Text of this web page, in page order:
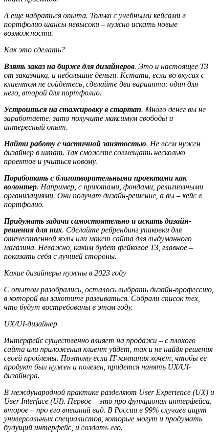
А еще набраться опыта. Только с учебными кейсами в
портфолио шансы невысоки – нужно искать новые
возможности.
Как это сделать?
Взять заказ на бирже для дизайнеров. Это и настоящее ТЗ
от заказчика, и небольшие деньги. Кстати, если во вкусах с
клиентом не сойдетесь, сделайте два варианта: один для
него, второй для портфолио.
Устроиться на стажировку в стартап. Много денег вы не
заработаете, зато получите максимум свободы и
интересный опыт.
Найти работу с частичной занятостью. Не всем нужен
дизайнер в штат. Так сможете совмещать несколько
проектов и учиться новому.
Поработать с благотворительными проектами как
волонтер. Например, с приютами, фондами, религиозными
организациями. Они получат дизайн-решение, а вы – кейс в
портфолио.
Придумать задачи самостоятельно и искать дизайн-
решения для них. Сделайте ребрендинг упаковки для
отечественной колы или макет сайта для выдуманного
магазина. Неважно, каким будет фейковое ТЗ, главное –
показать себя с лучшей стороны.
Какие дизайнеры нужны в 2023 году
С опытом разобрались, осталось выбрать дизайн-профессию,
в которой вы захотите развиваться. Собрали список тех,
что будут востребованы в этом году.
UX/UI-дизайнер
Интерфейс существенно влияет на продажи – с плохого
сайта или приложения клиент уйдет, так и не найдя решения
своей проблемы. Поэтому если IT-компания хочет, чтобы ее
продукт был нужен и полезен, придется нанять UX/UI-
дизайнера.
В международной практике разделяют User Experience (UX) и
User Interface (UI). Первое – это про функционал интерфейса,
второе – про его внешний вид. В России в 99% случаев ищут
универсальных специалистов, которые могут и продумать
будущий интерфейс, и создать его.